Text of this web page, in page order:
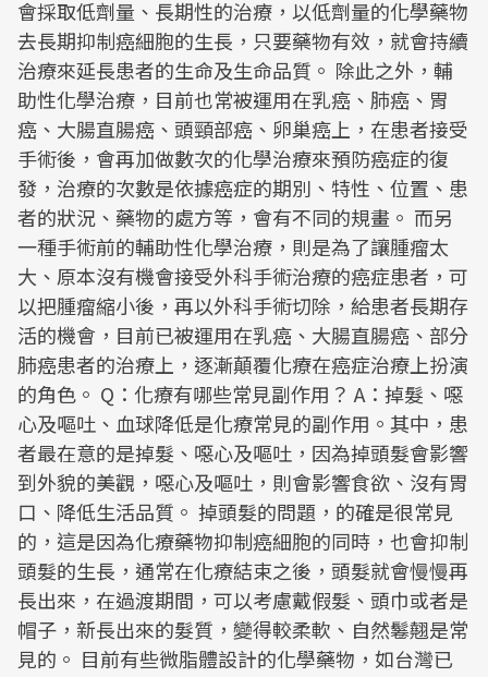
會採取低劑量、長期性的治療，以低劑量的化學藥物
去長期抑制癌細胞的生長，只要藥物有效，就會持續
治療來延長患者的生命及生命品質。 除此之外，輔
助性化學治療，目前也常被運用在乳癌、肺癌、胃
癌、大腸直腸癌、頭頸部癌、卵巢癌上，在患者接受
手術後，會再加做數次的化學治療來預防癌症的復
發，治療的次數是依據癌症的期別、特性、位置、患
者的狀況、藥物的處方等，會有不同的規畫。 而另
一種手術前的輔助性化學治療，則是為了讓腫瘤太
大、原本沒有機會接受外科手術治療的癌症患者，可
以把腫瘤縮小後，再以外科手術切除，給患者長期存
活的機會，目前已被運用在乳癌、大腸直腸癌、部分
肺癌患者的治療上，逐漸顛覆化療在癌症治療上扮演
的角色。 Q：化療有哪些常見副作用？ A：掉髮、噁
心及嘔吐、血球降低是化療常見的副作用。其中，患
者最在意的是掉髮、噁心及嘔吐，因為掉頭髮會影響
到外貌的美觀，噁心及嘔吐，則會影響食欲、沒有胃
口、降低生活品質。 掉頭髮的問題，的確是很常見
的，這是因為化療藥物抑制癌細胞的同時，也會抑制
頭髮的生長，通常在化療結束之後，頭髮就會慢慢再
長出來，在過渡期間，可以考慮戴假髮、頭巾或者是
帽子，新長出來的髮質，變得較柔軟、自然鬈翹是常
見的。 目前有些微脂體設計的化學藥物，如台灣已